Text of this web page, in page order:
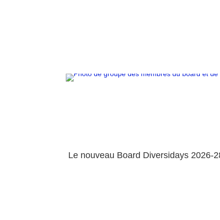
Le nouveau Board Diversidays 2026-